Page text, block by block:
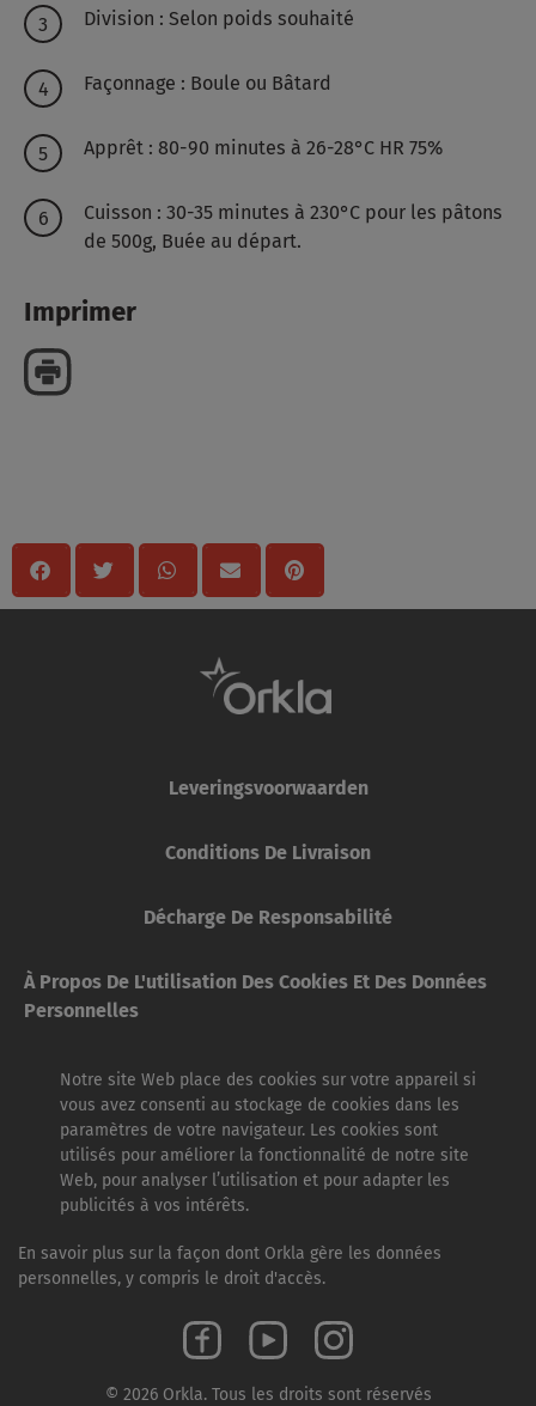
Division : Selon poids souhaité
Façonnage : Boule ou Bâtard
Apprêt : 80-90 minutes à 26-28°C HR 75%
Cuisson : 30-35 minutes à 230°C pour les pâtons
de 500g, Buée au départ.
Imprimer
Leveringsvoorwaarden
Conditions De Livraison
Décharge De Responsabilité
À Propos De L'utilisation Des Cookies Et Des Données
Personnelles
Notre site Web place des cookies sur votre appareil si
vous avez consenti au stockage de cookies dans les
paramètres de votre navigateur. Les cookies sont
utilisés pour améliorer la fonctionnalité de notre site
Web, pour analyser l’utilisation et pour adapter les
publicités à vos intérêts.
En savoir plus sur la façon dont Orkla gère les données
personnelles, y compris le droit d'accès.
© 2026 Orkla. Tous les droits sont réservés